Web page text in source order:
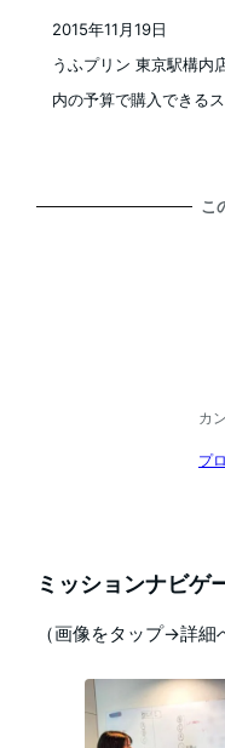
うふプリン 東京駅構内
内の予算で購入できる
2015年11月19日
こ
カ
プ
ミッションナビゲ
（画像をタップ→詳細